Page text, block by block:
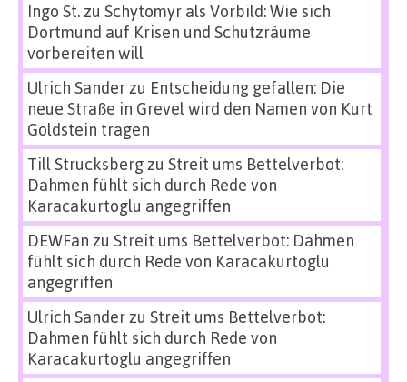
Ingo St.zu Schytomyr als Vorbild: Wie sich
Dortmund auf Krisen und Schutzräume
vorbereiten will
Ulrich Sanderzu Entscheidung gefallen: Die
neue Straße in Grevel wird den Namen von Kurt
Goldstein tragen
Till Strucksbergzu Streit ums Bettelverbot:
Dahmen fühlt sich durch Rede von
Karacakurtoglu angegriffen
DEWFan zu Streit ums Bettelverbot: Dahmen
fühlt sich durch Rede von Karacakurtoglu
angegriffen
Ulrich Sanderzu Streit ums Bettelverbot:
Dahmen fühlt sich durch Rede von
Karacakurtoglu angegriffen